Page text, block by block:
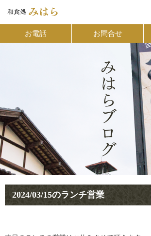
お電話 お問合せ
2024/03/15のランチ営業